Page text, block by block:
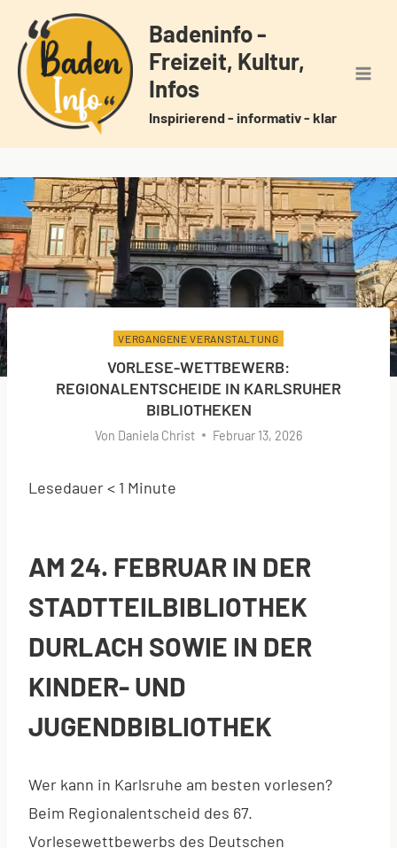
Inhalt
springen
Badeninfo -
Freizeit, Kultur,
Infos
Inspirierend - informativ - klar
VERGANGENE VERANSTALTUNG
VORLESE-WETTBEWERB:
REGIONALENTSCHEIDE IN KARLSRUHER
BIBLIOTHEKEN
Von Daniela Christ Februar 13, 2026
Lesedauer< 1 Minute
AM 24. FEBRUAR IN DER
STADTTEILBIBLIOTHEK
DURLACH SOWIE IN DER
KINDER- UND
JUGENDBIBLIOTHEK
Wer kann in Karlsruhe am besten vorlesen?
Beim Regionalentscheid des 67.
Vorlesewettbewerbs des Deutschen